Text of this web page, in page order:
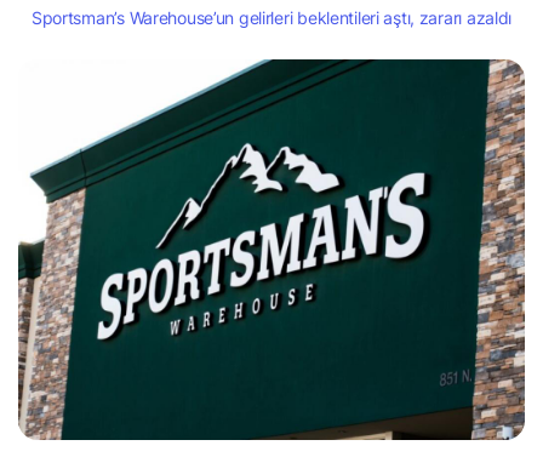
Sportsman’s Warehouse’un gelirleri beklentileri aştı, zararı azaldı